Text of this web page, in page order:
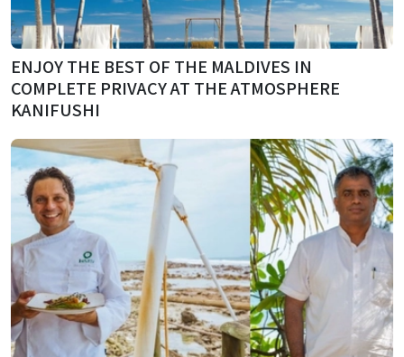
ENJOY THE BEST OF THE MALDIVES IN
COMPLETE PRIVACY AT THE ATMOSPHERE
KANIFUSHI